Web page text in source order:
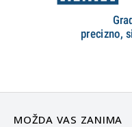
MOŽDA VAS ZANIMA